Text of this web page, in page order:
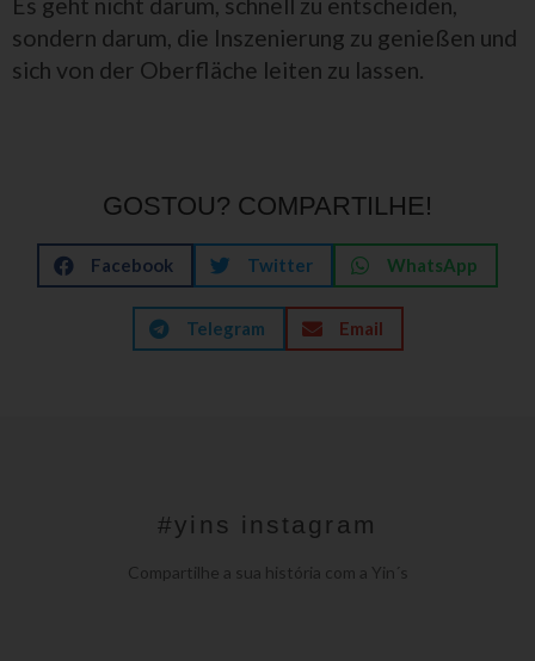
sondern darum, die Inszenierung zu genießen und
sich von der Oberfläche leiten zu lassen.
GOSTOU? COMPARTILHE!
Facebook Twitter WhatsApp
Telegram Email
#yins instagram
Compartilhe a sua história com a Yin´s